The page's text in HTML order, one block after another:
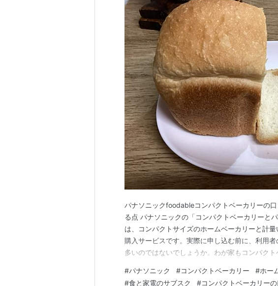
パナソニックfoodableコンパクトベーカリーの
る点 パナソニックの「コンパクトベーカリーと
は、コンパクトサイズのホームベーカリーと計
購入サービスです。実際に申し込む前に、利用
多いのではないでしょうか。わが家もコンパク
がかからないのでおすすめです。パン派の方には
#パナソニック #コンパクトベーカリー #ホー
#食と家電のサブスク #コンパクトベーカリーの